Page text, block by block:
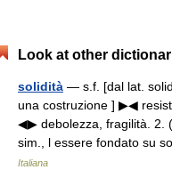
Look at other
solidità — s.f. [dal lat.
una costruzione ] ▶◀
◀▶ debolezza, fragilità. 2.
sim., l essere fondato su
Italiana